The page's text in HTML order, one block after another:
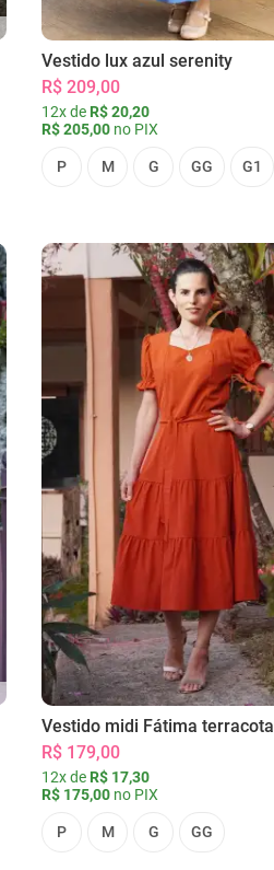
Vestido lux azul serenity
R$ 209,00
12x de R$ 20,20
R$ 205,00 no PIX
P M G GG G1
Vestido midi Fátima terracota
R$ 179,00
12x de R$ 17,30
R$ 175,00 no PIX
P M G GG